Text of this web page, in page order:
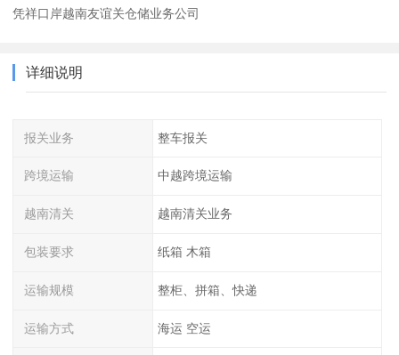
凭祥口岸越南友谊关仓储业务公司
详细说明
报关业务 整车报关
跨境运输 中越跨境运输
越南清关 越南清关业务
包装要求 纸箱 木箱
运输规模 整柜、拼箱、快递
运输方式 海运 空运